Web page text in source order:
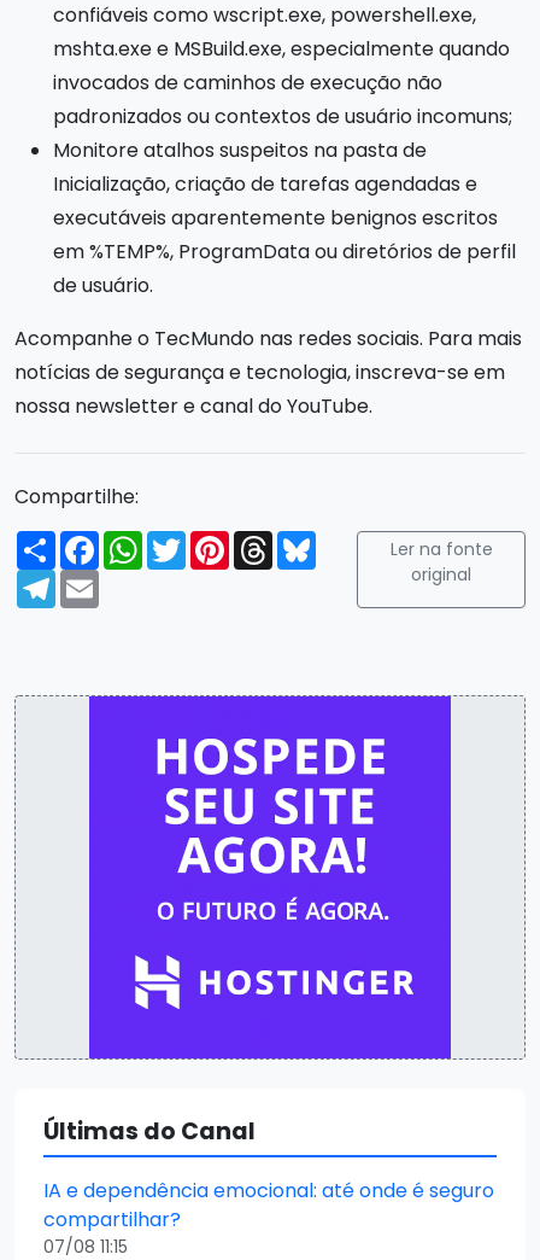
confiáveis como wscript.exe, powershell.exe,
mshta.exe e MSBuild.exe, especialmente quando
invocados de caminhos de execução não
padronizados ou contextos de usuário incomuns;
Monitore atalhos suspeitos na pasta de
Inicialização, criação de tarefas agendadas e
executáveis aparentemente benignos escritos
em %TEMP%, ProgramData ou diretórios de perfil
de usuário.
Acompanhe o TecMundo nas redes sociais. Para mais
notícias de segurança e tecnologia, inscreva-se em
nossa newsletter e canal do YouTube.
Compartilhe:
Compartilhar
FacebookWhatsApp
TwitterPinterest
ThreadsBluesky
Telegram
Email
Ler na fonte
original
Últimas do Canal
IA e dependência emocional: até onde é seguro
compartilhar?
07/08 11:15